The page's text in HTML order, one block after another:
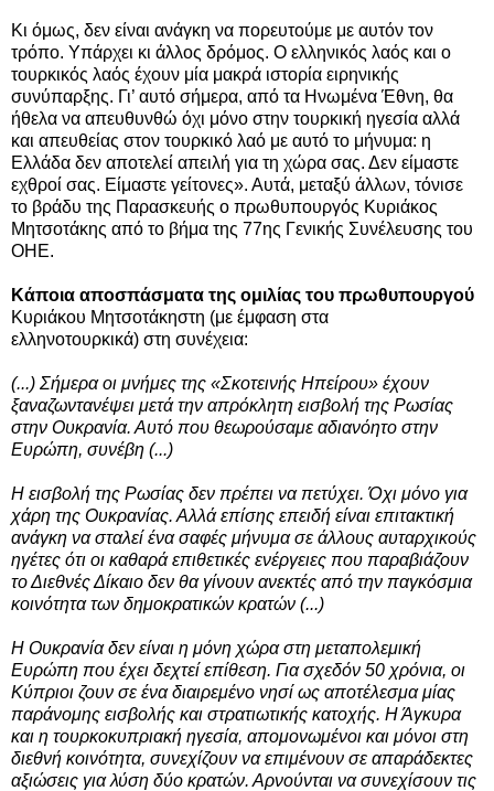
Κι όμως, δεν είναι ανάγκη να πορευτούμε με αυτόν τον
τρόπο. Υπάρχει κι άλλος δρόμος. Ο ελληνικός λαός και ο
τουρκικός λαός έχουν μία μακρά ιστορία ειρηνικής
συνύπαρξης. Γι’ αυτό σήμερα, από τα Ηνωμένα Έθνη, θα
ήθελα να απευθυνθώ όχι μόνο στην τουρκική ηγεσία αλλά
και απευθείας στον τουρκικό λαό με αυτό το μήνυμα: η
Ελλάδα δεν αποτελεί απειλή για τη χώρα σας. Δεν είμαστε
εχθροί σας. Είμαστε γείτονες». Αυτά, μεταξύ άλλων, τόνισε
το βράδυ της Παρασκευής ο πρωθυπουργός Κυριάκος
Μητσοτάκης από το βήμα της 77ης Γενικής Συνέλευσης του
ΟΗΕ.
Κάποια αποσπάσματα της ομιλίας του πρωθυπουργού
Κυριάκου Μητσοτάκηστη (με έμφαση στα
ελληνοτουρκικά) στη συνέχεια:
(...) Σήμερα οι μνήμες της «Σκοτεινής Ηπείρου» έχουν
ξαναζωντανέψει μετά την απρόκλητη εισβολή της Ρωσίας
στην Ουκρανία. Αυτό που θεωρούσαμε αδιανόητο στην
Ευρώπη, συνέβη (...)
Η εισβολή της Ρωσίας δεν πρέπει να πετύχει. Όχι μόνο για
χάρη της Ουκρανίας. Αλλά επίσης επειδή είναι επιτακτική
ανάγκη να σταλεί ένα σαφές μήνυμα σε άλλους αυταρχικούς
ηγέτες ότι οι καθαρά επιθετικές ενέργειες που παραβιάζουν
το Διεθνές Δίκαιο δεν θα γίνουν ανεκτές από την παγκόσμια
κοινότητα των δημοκρατικών κρατών (...)
Η Ουκρανία δεν είναι η μόνη χώρα στη μεταπολεμική
Ευρώπη που έχει δεχτεί επίθεση. Για σχεδόν 50 χρόνια, οι
Κύπριοι ζουν σε ένα διαιρεμένο νησί ως αποτέλεσμα μίας
παράνομης εισβολής και στρατιωτικής κατοχής. Η Άγκυρα
και η τουρκοκυπριακή ηγεσία, απομονωμένοι και μόνοι στη
διεθνή κοινότητα, συνεχίζουν να επιμένουν σε απαράδεκτες
αξιώσεις για λύση δύο κρατών. Αρνούνται να συνεχίσουν τις